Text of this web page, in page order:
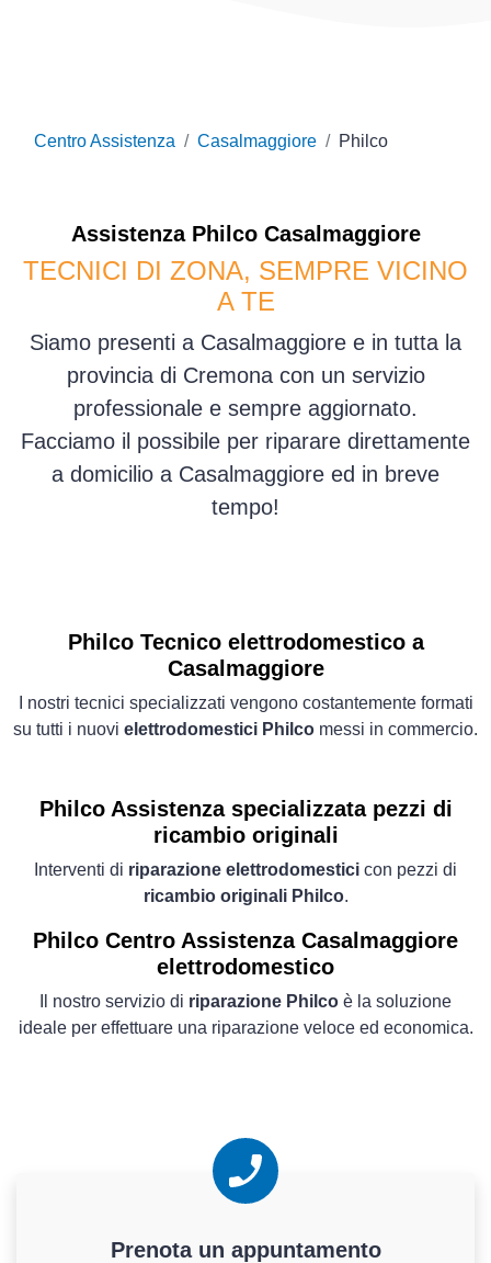
Centro Assistenza Casalmaggiore Philco
Assistenza PhilcoCasalmaggiore
TECNICI DI ZONA, SEMPRE VICINO
A TE
Siamo presenti a Casalmaggiore e in tutta la
provincia di Cremona con un servizio
professionale e sempre aggiornato.
Facciamo il possibile per riparare direttamente
a domicilio a Casalmaggiore ed in breve
tempo!
Philco Tecnico elettrodomestico a
Casalmaggiore
I nostri tecnici specializzati vengono costantemente formati
su tutti i nuovi elettrodomestici Philco messi in commercio.
Philco Assistenza specializzata pezzi di
ricambio originali
Interventi di riparazione elettrodomestici con pezzi di
ricambio originali Philco.
Philco Centro Assistenza Casalmaggiore
elettrodomestico
Il nostro servizio di riparazione Philco è la soluzione
ideale per effettuare una riparazione veloce ed economica.
Prenota un appuntamento